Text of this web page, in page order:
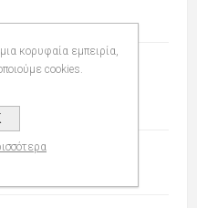
κορυφαία εμπειρία,
cookies.